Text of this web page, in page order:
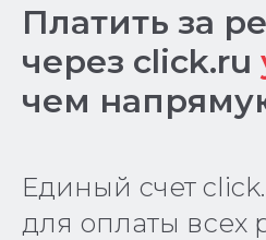
Платить за
через click.ru
чем
Единый счет
для оплаты всех